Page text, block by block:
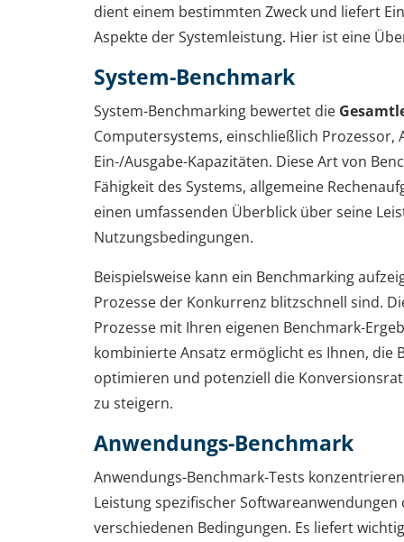
dient einem bestimmten Zweck und liefert
Aspekte der Systemleistung. Hier ist eine
System-Benchmark
System-Benchmarking bewertet die
Computersystems, einschließlich Prozessor,
Ein-/Ausgabe-Kapazitäten. Diese Art von
Fähigkeit des Systems, allgemeine
einen umfassenden Überblick über seine
Nutzungsbedingungen.
Beispielsweise kann ein Benchmarking
Prozesse der Konkurrenz blitzschnell sind.
Prozesse mit Ihren eigenen Benchmark-
kombinierte Ansatz ermöglicht es Ihnen, die
optimieren und potenziell die
zu steigern.
Anwendungs-Benchmark
Anwendungs-Benchmark-Tests
Leistung spezifischer
verschiedenen Bedingungen. Es liefert